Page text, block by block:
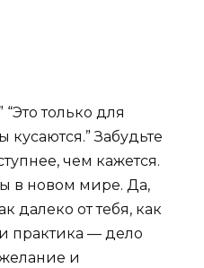
только для
Забудьте
чем кажется.
в новом мире. Да,
далеко от тебя, как
практика — дело
и